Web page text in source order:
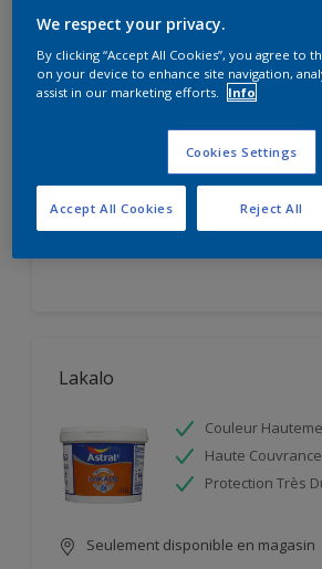
Aquastral Mat
Facile
Couleur
Lakalo
Couleur
Haute Couvrance
Protection Très
Seulement disponible en magasin
We respect your privacy.
By clicking “Accept All Cookies”, you agree to
on your device to enhance site navigation,
assist in our marketing efforts.
Info
Cookies Settings
Reject All
Accept All Cookies